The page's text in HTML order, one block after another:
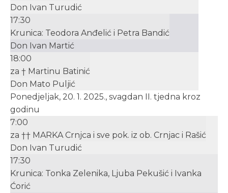
Don Ivan Turudić
17:30
Krunica: Teodora Anđelić i Petra Bandić
Don Ivan Martić
18:00
za † Martinu Batinić
Don Mato Puljić
Ponedjeljak, 20. 1. 2025., svagdan II. tjedna kroz
godinu
7:00
za †† MARKA Crnjca i sve pok. iz ob. Crnjac i Rašić
Don Ivan Turudić
17:30
Krunica: Tonka Zelenika, Ljuba Pekušić i Ivanka
Ćorić